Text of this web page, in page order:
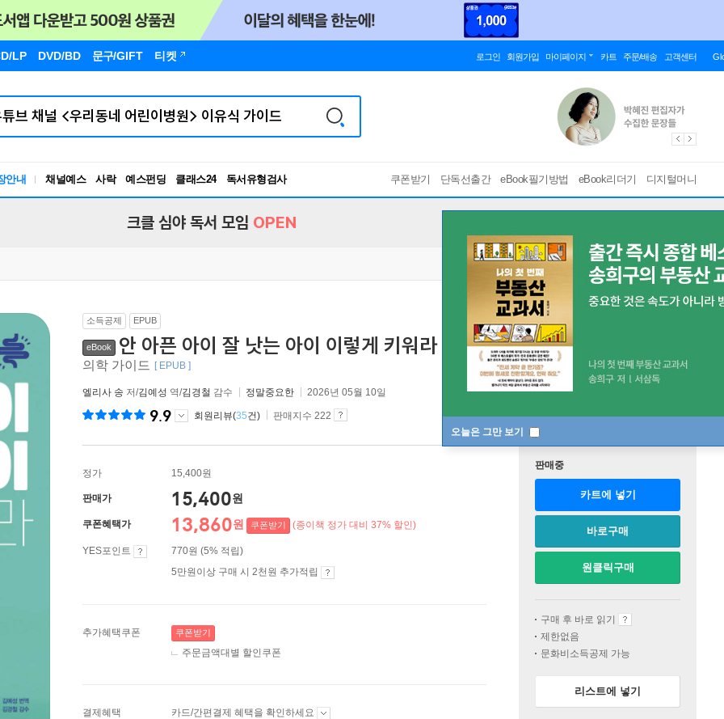
LP DVD/BD 문구/GIFT 티켓 로그인 회원가입 마이페이지 카트 주문/배송 고객센터
안내 채널예스 사락 예스펀딩 클래스24
독서유형검사
RBTI Lab
쿠폰받기 단독선출간 eBook필기방법 eBook리더기 디지털머니
오늘은 그만 보기
크클 심야 독서 모임 OPEN
소득공제 EPUB
eBook 안 아픈 아이 잘 낫는 아이 이렇게 키워라
장 건강으로 완성하는 우리 아이 회복력 통합
의학 가이드
[ EPUB ]
엘리사 송 저/김예성 역/김경철 감수 정말중요한 2026년 05월 10일
9.9 회원리뷰(35건) 판매지수 222
정가 15,400원
판매가 15,400원
쿠폰혜택가 13,860원 쿠폰받기 (종이책 정가 대비 37% 할인)
YES포인트
770원 (5% 적립)
5만원이상 구매 시 2천원 추가적립
추가혜택쿠폰 쿠폰받기
주문금액대별 할인쿠폰
결제혜택 카드/간편결제 혜택을 확인하세요
판매중
카트에 넣기
바로구매
원클릭구매
구매 후 바로 읽기
제한없음
문화비소득공제 가능
리스트에 넣기